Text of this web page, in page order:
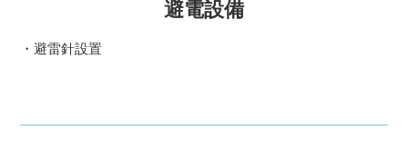
避電設備
・避雷針設置